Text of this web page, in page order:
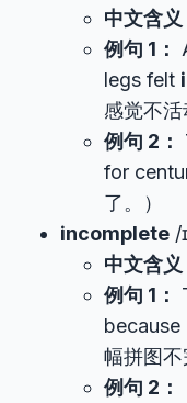
中文含义
例句 1：
legs felt
感觉不活
例句 2：
for
了。）
incomplete /
中文含义
例句 1：
because
幅拼图不
例句 2：